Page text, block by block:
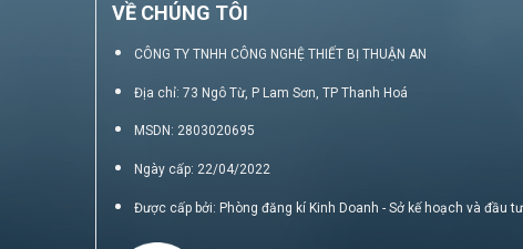
VỀ CHÚNG TÔI
CÔNG TY TNHH CÔNG NGHỆ THIẾT BỊ THUẬN AN
Địa chỉ: 73 Ngô Từ, P Lam Sơn, TP Thanh Hoá
MSDN: 2803020695
Ngày cấp: 22/04/2022
Được cấp bởi: Phòng đăng kí Kinh Doanh - Sở kế hoạch và đầu